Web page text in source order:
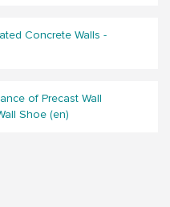
Concrete Walls -
of Precast Wall
Shoe (en)